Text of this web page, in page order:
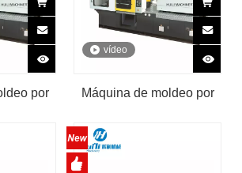
por
de
vídeo
Máquina de moldeo por